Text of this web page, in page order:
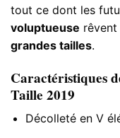
tout ce dont les
voluptueuse
grandes tailles.
Caractéristiques
Taille 2019
Décolleté en V